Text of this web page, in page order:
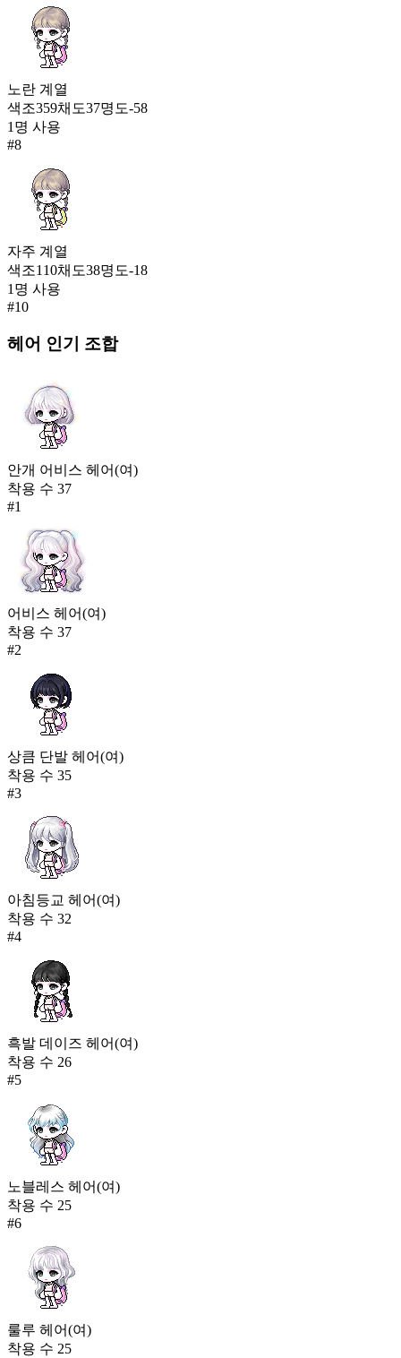
노란 계열
색조359채도37명도-58
1 명 사용
#8
자주 계열
색조110채도38명도-18
1 명 사용
#10
헤어 인기 조합
안개 어비스 헤어(여)
착용 수 37
#1
어비스 헤어(여)
착용 수 37
#2
상큼 단발 헤어(여)
착용 수 35
#3
아침등교 헤어(여)
착용 수 32
#4
흑발 데이즈 헤어(여)
착용 수 26
#5
노블레스 헤어(여)
착용 수 25
#6
룰루 헤어(여)
착용 수 25